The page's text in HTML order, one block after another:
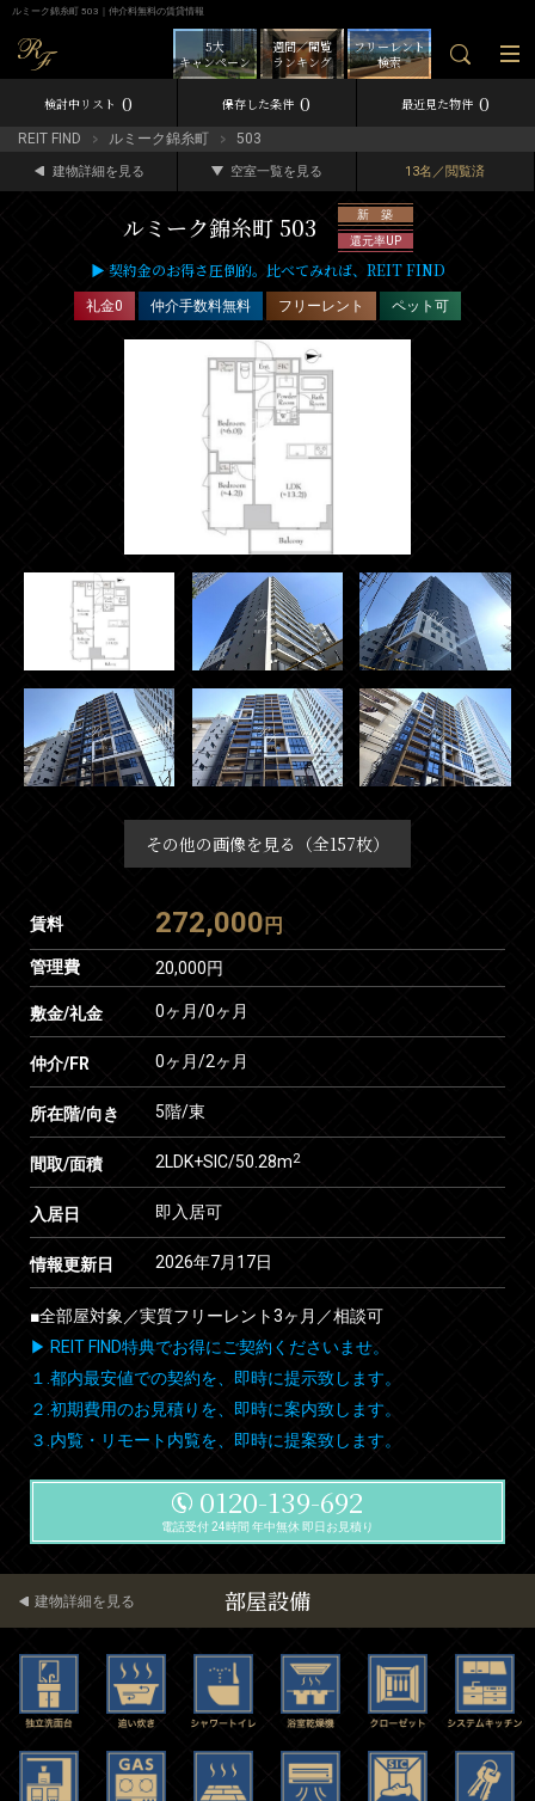
ルミーク錦糸町 503｜仲介料無料の賃貸情報
フリーレント
検索
週間／閲覧
ランキング
5大
キャンペーン
検討中リスト 0 保存した条件 0 最近見た物件 0
REIT FIND ルミーク錦糸町 503
建物詳細を見る 空室一覧を見る 13名／閲覧済
ルミーク錦糸町 503
新 築
還元率UP
▶ 契約金のお得さ圧倒的。比べてみれば、REIT FIND
礼金0 仲介手数料無料 フリーレント ペット可
その他の画像を見る（全157枚）
賃料 272,000 円
管理費 20,000円
敷金/礼金 0ヶ月/0ヶ月
仲介/FR 0ヶ月/2ヶ月
所在階/向き 5階/東
間取/面積 2LDK+SIC/50.28m2
入居日 即入居可
情報更新日 2026年7月17日
■全部屋対象／実質フリーレント3ヶ月／相談可
▶ REIT FIND特典でお得にご契約くださいませ。
１.都内最安値での契約を、即時に提示致します。
２.初期費用のお見積りを、即時に案内致します。
３.内覧・リモート内覧を、即時に提案致します。
0120-139-692
電話受付 24時間 年中無休 即日お見積り
部屋設備
建物詳細を見る